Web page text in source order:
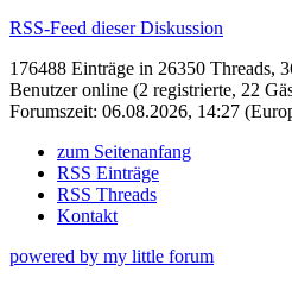
RSS-Feed dieser Diskussion
176488 Einträge in 26350 Threads,
Benutzer online (2 registrierte, 22
Forumszeit: 06.08.2026, 14:27
zum Seitenanfang
RSS Einträge
RSS Threads
Kontakt
powered by my little forum